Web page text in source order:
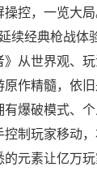
控，一览大局
续经典枪战体
》从世界观、
作精髓，依
爆破模式、
制玩家移动
元素让亿万